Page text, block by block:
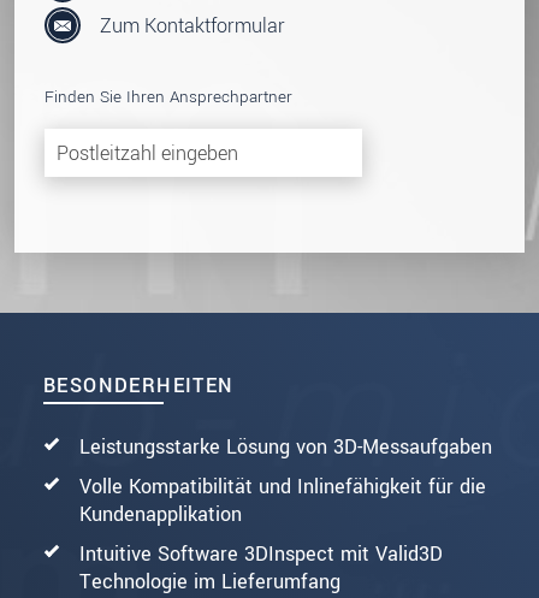
BESONDERHEITEN
Leistungsstarke Lösung von 3D-Messaufgaben
Volle Kompatibilität und Inlinefähigkeit für die
Kundenapplikation
Intuitive Software 3DInspect mit Valid3D
Technologie im Lieferumfang
Zum Kontaktformular
Finden Sie Ihren Ansprechpartner